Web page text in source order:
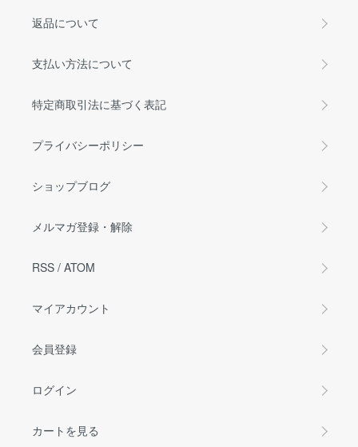
返品について
支払い方法について
特定商取引法に基づく表記
プライバシーポリシー
ショップブログ
メルマガ登録・解除
RSS / ATOM
マイアカウント
会員登録
ログイン
カートを見る